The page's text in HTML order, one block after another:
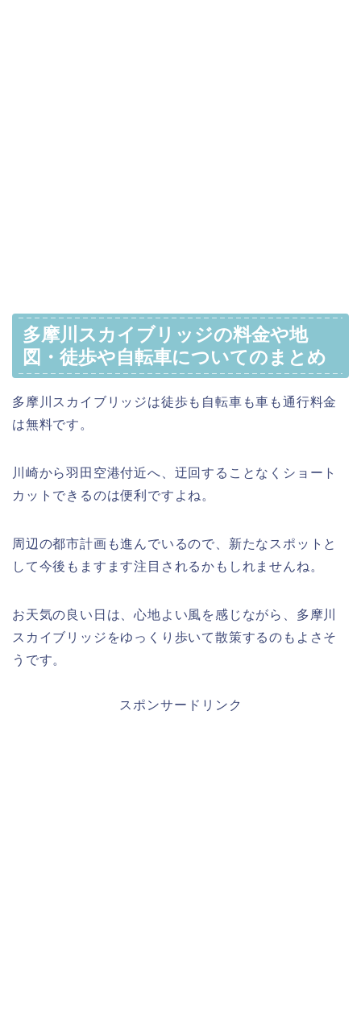
多摩川スカイブリッジの料金や地
図・徒歩や自転車についてのまとめ
多摩川スカイブリッジは徒歩も自転車も車も通行料金
は無料です。
川崎から羽田空港付近へ、迂回することなくショート
カットできるのは便利ですよね。
周辺の都市計画も進んでいるので、新たなスポットと
して今後もますます注目されるかもしれませんね。
お天気の良い日は、心地よい風を感じながら、多摩川
スカイブリッジをゆっくり歩いて散策するのもよさそ
うです。
スポンサードリンク